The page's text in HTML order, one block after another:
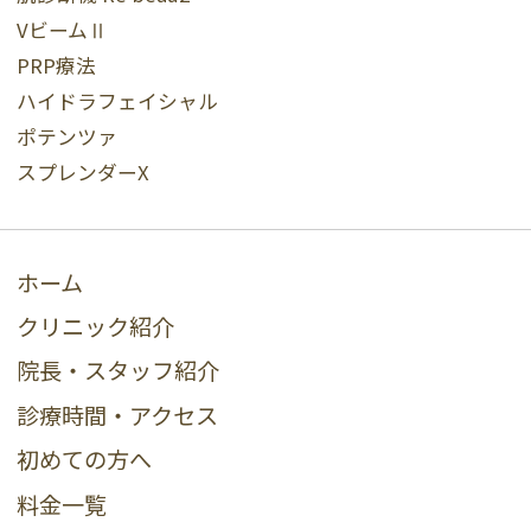
VビームⅡ
PRP療法
ハイドラフェイシャル
ポテンツァ
スプレンダーX
ホーム
クリニック紹介
院長・スタッフ紹介
診療時間・アクセス
初めての方へ
料金一覧